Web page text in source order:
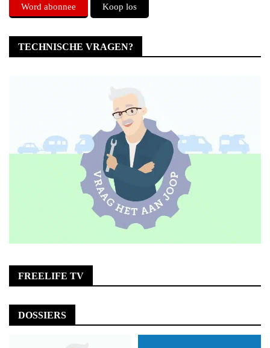
Word abonnee Koop los
TECHNISCHE VRAGEN?
FREELIFE TV
DOSSIERS